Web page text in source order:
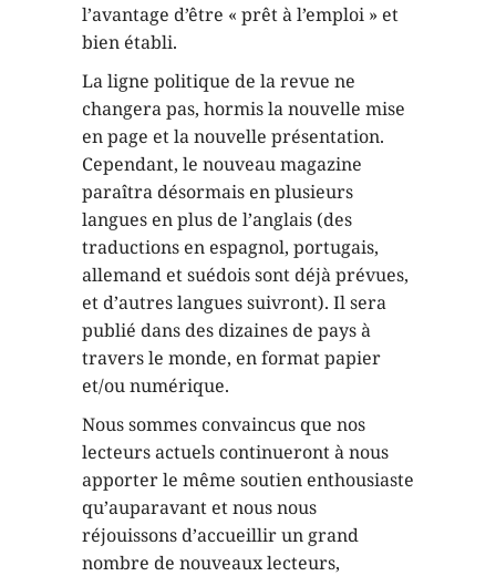
l’avantage d’être « prêt à l’emploi » et
bien établi.
La ligne politique de la revue ne
changera pas, hormis la nouvelle mise
en page et la nouvelle présentation.
Cependant, le nouveau magazine
paraîtra désormais en plusieurs
langues en plus de l’anglais (des
traductions en espagnol, portugais,
allemand et suédois sont déjà prévues,
et d’autres langues suivront). Il sera
publié dans des dizaines de pays à
travers le monde, en format papier
et/ou numérique.
Nous sommes convaincus que nos
lecteurs actuels continueront à nous
apporter le même soutien enthousiaste
qu’auparavant et nous nous
réjouissons d’accueillir un grand
nombre de nouveaux lecteurs,